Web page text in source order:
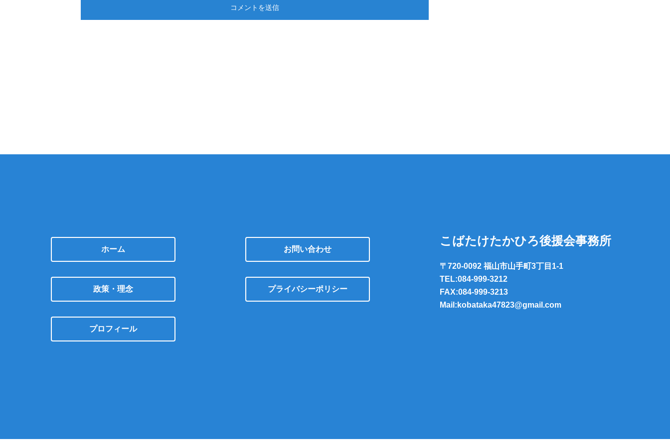
ホーム
政策・理念
プロフィール
お問い合わせ
プライバシーポリシー
こばたけたかひろ後援会事務所
〒720-0092 福山市山手町3丁目1-1
TEL:084-999-3212
FAX:084-999-3213
Mail:kobataka47823@gmail.com